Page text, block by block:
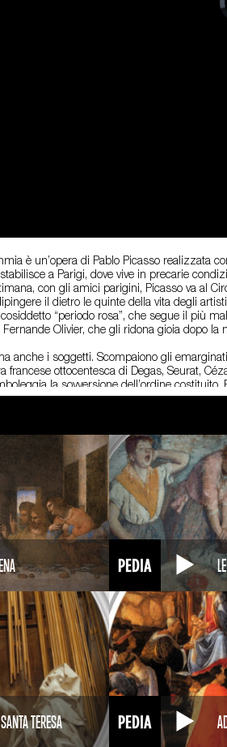
è un’opera di Pablo Picasso
a Parigi, dove vive in precarie
con gli amici parigini, Picasso va al
il dietro le quinte della vita degli
cosiddetto “periodo rosa”, che segue il più
Olivier, che gli ridona gioia dopo la
anche i soggetti. Scompaiono gli
francese ottocentesca di Degas, Seurat,
la sovversione dell’ordine
circo: una famiglia di acrobati con un
Le pose dei personaggi sono armoniose,
otto-novecentesca, alludono
greve della terra. Il misto di tecniche con
sfumati. Caratteristica che colpisce se la
un’opera di impostazione così
in Svezia, al Konstmuseum di Göteborg.
TERESA